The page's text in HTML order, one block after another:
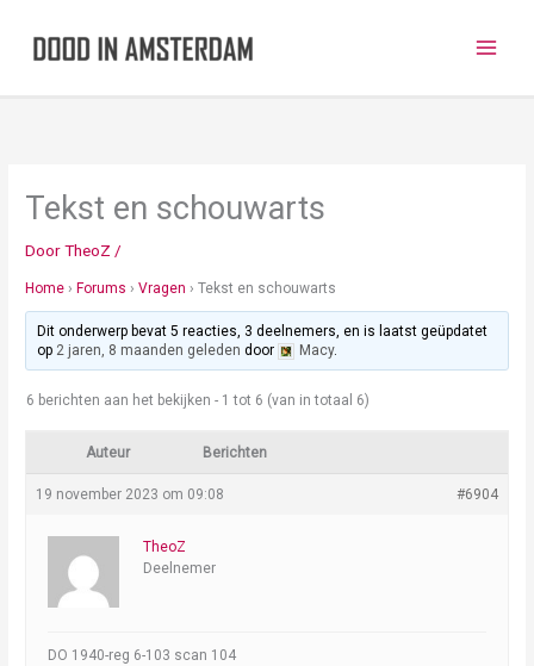
Tekst en schouwarts
DoorTheoZ /
Home › Forums › Vragen › Tekst en schouwarts
Dit onderwerp bevat 5 reacties, 3 deelnemers, en is laatst geüpdatet
op 2 jaren, 8 maanden geleden door Macy.
6 berichten aan het bekijken - 1 tot 6 (van in totaal 6)
Auteur Berichten
19 november 2023 om 09:08 #6904
TheoZ
Deelnemer
DO 1940-reg 6-103 scan 104